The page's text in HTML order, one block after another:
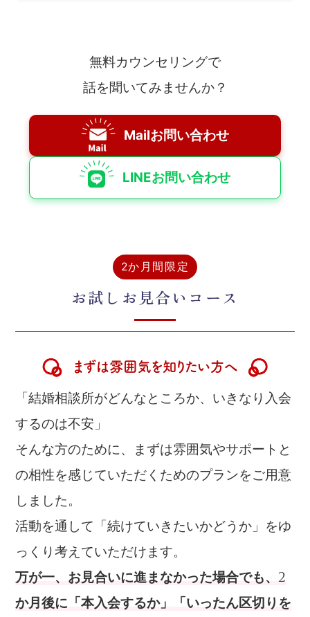
無料カウンセリングで
話を聞いてみませんか？
Mailお問い合わせ
LINEお問い合わせ
2か月間限定
お試しお見合いコース
まずは雰囲気を知りたい方へ
「結婚相談所がどんなところか、いきなり入会
するのは不安」
そんな方のために、まずは雰囲気やサポートと
の相性を感じていただくためのプランをご用意
しました。
活動を通して「続けていきたいかどうか」をゆ
っくり考えていただけます。
万が一、お見合いに進まなかった場合でも、2
か月後に「本入会するか」「いったん区切りを